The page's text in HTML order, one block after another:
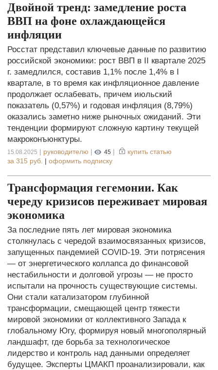
Двойной тренд: замедление роста
ВВП на фоне охлаждающейся
инфляции
Росстат представил ключевые данные по развитию
российской экономики: рост ВВП в II квартале 2025
г. замедлился, составив 1,1% после 1,4% в I
квартале, в то время как инфляционное давление
продолжает ослабевать, причем июльский
показатель (0,57%) и годовая инфляция (8,79%)
оказались заметно ниже рыночных ожиданий. Эти
тенденции формируют сложную картину текущей
макроконъюнктуры.
15.08.2025 | руководителю | 45 |
купить статью
за 315 руб. | оформить подписку
Трансформация гегемонии. Как
череду кризисов переживает мировая
экономика
За последние пять лет мировая экономика
столкнулась с чередой взаимосвязанных кризисов,
запущенных пандемией COVID-19. Эти потрясения
— от энергетического коллапса до финансовой
нестабильности и долговой угрозы — не просто
испытали на прочность существующие системы.
Они стали катализатором глубинной
трансформации, смещающей центр тяжести
мировой экономики от коллективного Запада к
глобальному Югу, формируя новый многополярный
ландшафт, где борьба за технологическое
лидерство и контроль над данными определяет
будущее. Эксперты ЦМАКП проанализировали, как